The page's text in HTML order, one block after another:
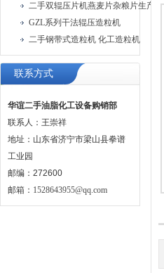
二手双辊压片机燕麦片杂粮片生产线
GZL系列干法辊压造粒机
二手钢带式造粒机 化工造粒机
联系方式
华谊二手油脂化工设备购销部
联系人：王崇祥
地址：山东省济宁市梁山县拳谱
工业园
邮编：272600
邮箱： 1528643955@qq.com